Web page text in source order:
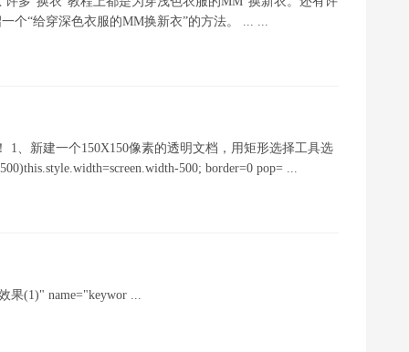
个“给穿深色衣服的MM换新衣”的方法。 ... ...
、新建一个150X150像素的透明文档，用矩形选择工具选
500; border=0 pop= ...
果(1)" name="keywor ...